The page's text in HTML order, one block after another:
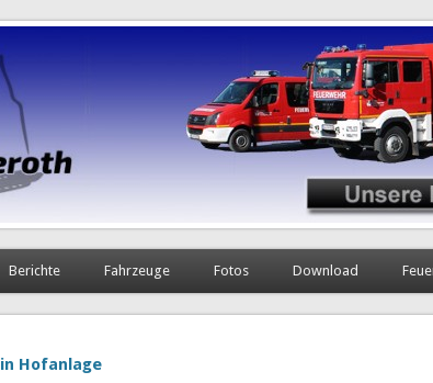
Berichte Fahrzeuge Fotos Download
Hofanlage